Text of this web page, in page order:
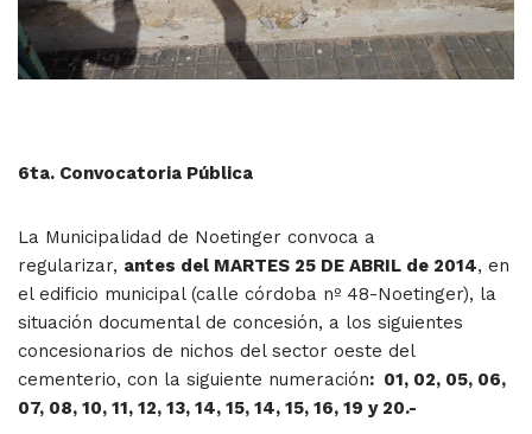
6ta. Convocatoria Pública
La Municipalidad de Noetinger convoca a
regularizar, antes del MARTES 25 DE ABRIL de 2014, en
el edificio municipal (calle córdoba nº 48-Noetinger), la
situación documental de concesión, a los siguientes
concesionarios de nichos del sector oeste del
cementerio, con la siguiente numeración: 01, 02, 05, 06,
07, 08, 10, 11, 12, 13, 14, 15, 14, 15, 16, 19 y 20.-